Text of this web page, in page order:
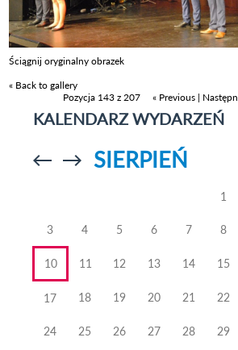
Ściągnij oryginalny obrazek
« Back to gallery
Pozycja 143 z 207
« Previous |
KALENDARZ WYDARZEŃ
Przejdź doPrzejdź do
SIERPIEŃ
1
3 4 5 6 7 8
10 11 12 13 14 15
17 18 19 20 21 22
24 25 26 27 28 29